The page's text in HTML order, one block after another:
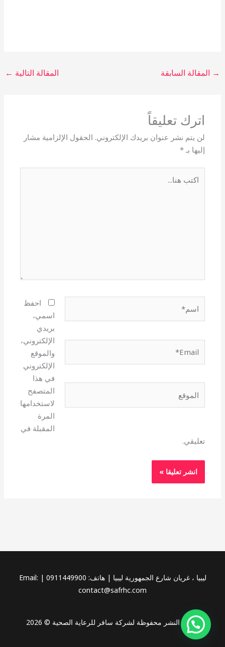
→ المقالة السابقة المقالة التالية ←
اترك تعليقاً
لن يتم نشر عنوان بريدك الإلكتروني. الحقول الإلزامية مشار
إليها بـ*
هنا...
احفظ
اسمي،
بريدي
الإلكتروني،
والموقع
الإلكتروني
في هذا
المتصفح
لاستخدامها
المرة
المقبلة في
تعليقي.
ليبيا ، غريان شارع الجمهورية ليبيا | هاتف: 0911449900 | Email:
contact@safrhc.com
حقوق النشر محفوظة لشركة سافر للرعاية الصحية © 2026